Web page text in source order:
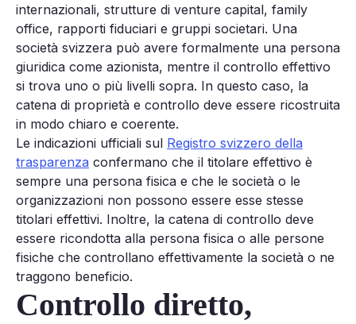
internazionali, strutture di venture capital, family
office, rapporti fiduciari e gruppi societari. Una
società svizzera può avere formalmente una persona
giuridica come azionista, mentre il controllo effettivo
si trova uno o più livelli sopra. In questo caso, la
catena di proprietà e controllo deve essere ricostruita
in modo chiaro e coerente.
Le indicazioni ufficiali sul Registro svizzero della
trasparenza confermano che il titolare effettivo è
sempre una persona fisica e che le società o le
organizzazioni non possono essere esse stesse
titolari effettivi. Inoltre, la catena di controllo deve
essere ricondotta alla persona fisica o alle persone
fisiche che controllano effettivamente la società o ne
traggono beneficio.
Controllo diretto,